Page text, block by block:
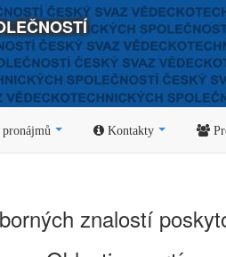
Kontakty
znalostí